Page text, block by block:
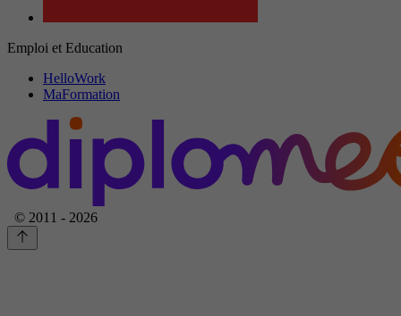
Emploi et Education
HelloWork
MaFormation
© 2011 - 2026